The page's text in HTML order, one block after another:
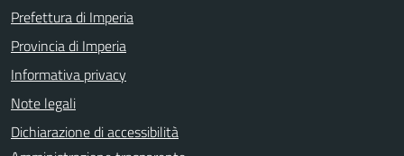
Prefettura di Imperia
Provincia di Imperia
Informativa privacy
Note legali
Dichiarazione di accessibilità